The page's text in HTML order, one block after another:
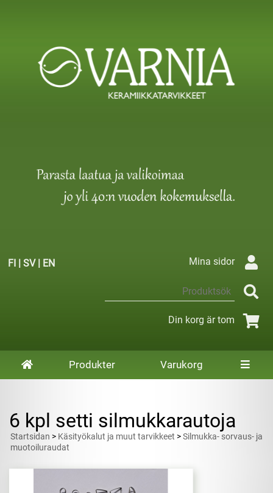
FI | SV| EN Mina sidor
Din korg är tom
Produkter Varukorg
6 kpl setti silmukkarautoja
Startsidan > Käsityökalut ja muut tarvikkeet >Silmukka- sorvaus- ja
muotoiluraudat